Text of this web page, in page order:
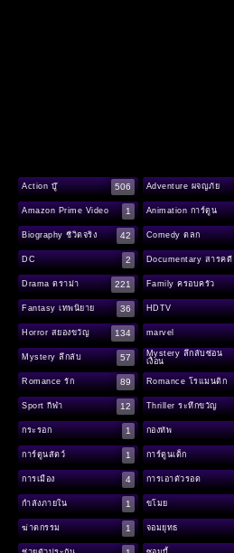
Action บู๊ 506 Adventure ผจญภัย
Amazon Prime Video 1 Animation การ์ตูน
Biography ชีวิตจริง 42 Comedy ตลก
DC 2 Documentary สารคดี
Drama ดราม่า 221 Family ครอบครัว
Fantasy เทพนิยาย 36 HDTV
Horror สยองขวัญ 134 marvel
Mystery ลึกลับ 57
Mystery ลึกลับซ่อน
เงื่อน
Romance รัก 89 Romance โรแมนติก
Sport กีฬา 12 Thriller ระทึกขวัญ
กระรอก 1 กองทัพ
การ์ตูนสัตว์ 1 การ์ตูนเด็ก
การเมือง 4 การเอาตัวรอด
กำลังภายใน 1 ขโมย
ฆ่าตกรรม 1 จอมยุทธ